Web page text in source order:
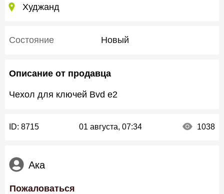
Худжанд
Состояние Новый
Описание от продавца
Чехол для ключей Bvd e2
ID: 8715 01 августа, 07:34 1038
Ака
Пожаловаться